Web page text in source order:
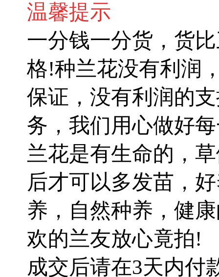
温馨提示
一分钱一分货，货
格!种兰花没有利润
保证，没有利润的
务，我们用心做好
兰花是有生命的，
后才可以多发苗，
养，自然种养，健
欢的兰友放心竟拍!
成交后请在3天内付